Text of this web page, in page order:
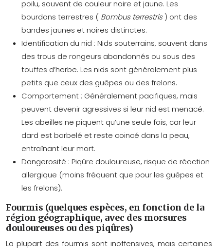
poilu, souvent de couleur noire et jaune. Les
bourdons terrestres ( Bombus terrestris) ont des
bandes jaunes et noires distinctes.
Identification du nid : Nids souterrains, souvent dans
des trous de rongeurs abandonnés ou sous des
touffes d’herbe. Les nids sont généralement plus
petits que ceux des guêpes ou des frelons.
Comportement : Généralement pacifiques, mais
peuvent devenir agressives si leur nid est menacé.
Les abeilles ne piquent qu’une seule fois, car leur
dard est barbelé et reste coincé dans la peau,
entraînant leur mort.
Dangerosité : Piqûre douloureuse, risque de réaction
allergique (moins fréquent que pour les guêpes et
les frelons).
Fourmis (quelques espèces, en fonction de la
région géographique, avec des morsures
douloureuses ou des piqûres)
La plupart des fourmis sont inoffensives, mais certaines